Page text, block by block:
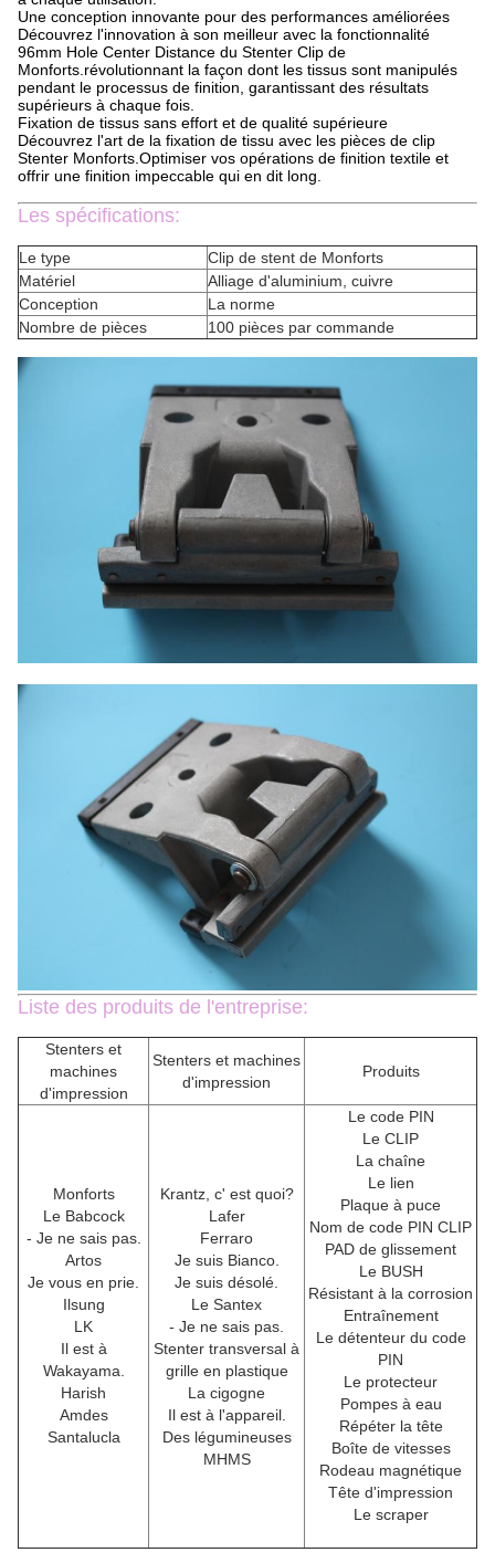
Une conception innovante pour des performances améliorées
Découvrez l'innovation à son meilleur avec la fonctionnalité
96mm Hole Center Distance du Stenter Clip de
Monforts.révolutionnant la façon dont les tissus sont manipulés
pendant le processus de finition, garantissant des résultats
supérieurs à chaque fois.
Fixation de tissus sans effort et de qualité supérieure
Découvrez l'art de la fixation de tissu avec les pièces de clip
Stenter Monforts.Optimiser vos opérations de finition textile et
offrir une finition impeccable qui en dit long.
Les spécifications:
Le type
Clip de stent de Monforts
Matériel
Alliage d'aluminium, cuivre
Conception
La norme
Nombre de pièces
100 pièces par commande
Liste des produits de l'entreprise:
Stenters et
machines
d'impression
Stenters et machines
d'impression
Produits
Monforts
Le Babcock
- Je ne sais pas.
Artos
Je vous en prie.
Ilsung
LK
Il est à
Wakayama.
Harish
Amdes
Santalucla
Krantz, c' est quoi?
Lafer
Ferraro
Je suis Bianco.
Je suis désolé.
Le Santex
- Je ne sais pas.
Stenter transversal à
grille en plastique
La cigogne
Il est à l'appareil.
Des légumineuses
MHMS
Le code PIN
Le CLIP
La chaîne
Le lien
Plaque à puce
Nom de code PIN CLIP
PAD de glissement
Le BUSH
Résistant à la corrosion
Entraînement
Le détenteur du code
PIN
Le protecteur
Pompes à eau
Répéter la tête
Boîte de vitesses
Rodeau magnétique
Tête d'impression
Le scraper